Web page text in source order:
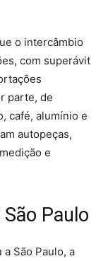
o intercâmbio
com superávit
parte, de
café, alumínio e
autopeças,
e
Paulo
São Paulo, a